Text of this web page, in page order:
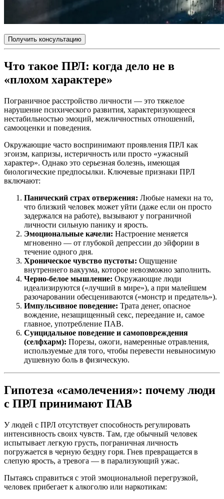
Получить консультацию
Что такое ПРЛ: когда дело не в
«плохом характере»
Пограничное расстройство личности — это тяжелое
нарушение психического развития, характеризующееся
нестабильностью эмоций, межличностных отношений,
самооценки и поведения.
Окружающие часто воспринимают проявления ПРЛ как
эгоизм, капризы, истеричность или просто «ужасный
характер». Однако это серьезная болезнь, имеющая
биологические предпосылки. Ключевые признаки ПРЛ
включают:
Панический страх отвержения: Любые намеки на то,
что близкий человек может уйти (даже если он просто
задержался на работе), вызывают у пограничной
личности сильную панику и ярость.
Эмоциональные качели: Настроение меняется
мгновенно — от глубокой депрессии до эйфории в
течение одного дня.
Хроническое чувство пустоты: Ощущение
внутреннего вакуума, которое невозможно заполнить.
Черно-белое мышление: Окружающие люди
идеализируются («лучший в мире»), а при малейшем
разочаровании обесцениваются («монстр и предатель»).
Импульсивное поведение: Трата денег, опасное
вождение, незащищенный секс, переедание и, самое
главное, употребление ПАВ.
Суицидальное поведение и самоповреждения
(селфхарм): Порезы, ожоги, намеренные отравления,
используемые для того, чтобы перевести невыносимую
душевную боль в физическую.
Гипотеза «самолечения»: почему люди
с ПРЛ принимают ПАВ
У людей с ПРЛ отсутствует способность регулировать
интенсивность своих чувств. Там, где обычный человек
испытывает легкую грусть, пограничная личность
погружается в черную бездну горя. Гнев превращается в
слепую ярость, а тревога — в парализующий ужас.
Пытаясь справиться с этой эмоциональной перегрузкой,
человек прибегает к алкоголю или наркотикам: